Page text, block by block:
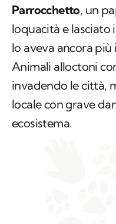
Parrocchetto, un
loquacità e lasciato
lo aveva ancora
Animali alloctoni
invadendo le città,
locale con grave
ecosistema.